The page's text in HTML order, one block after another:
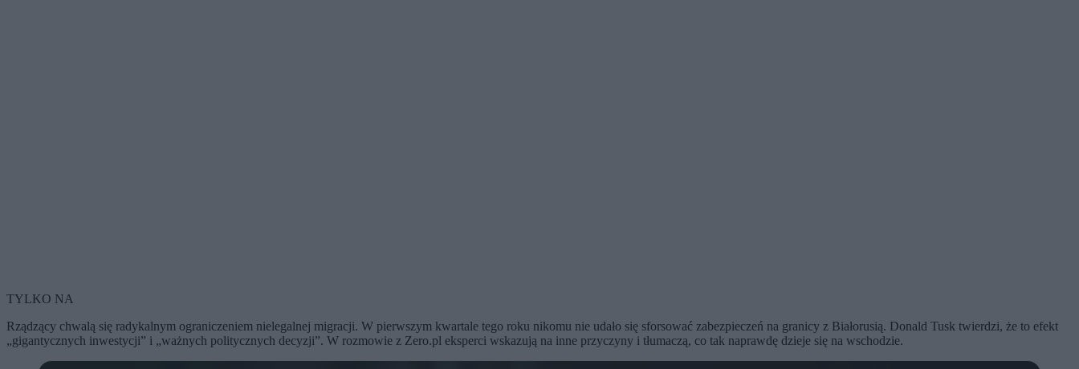
TYLKO NA
Rządzący chwalą się radykalnym ograniczeniem nielegalnej migracji. W pierwszym kwartale tego roku nikomu nie udało się sforsować zabezpieczeń na granicy z Białorusią. Donald Tusk twierdzi, że to efekt
„gigantycznych inwestycji” i „ważnych politycznych decyzji”. W rozmowie z Zero.pl eksperci wskazują na inne przyczyny i tłumaczą, co tak naprawdę dzieje się na wschodzie.